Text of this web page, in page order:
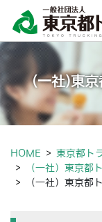
(一社)東
HOME
東京都ト
（一社）東京
（一社）東京